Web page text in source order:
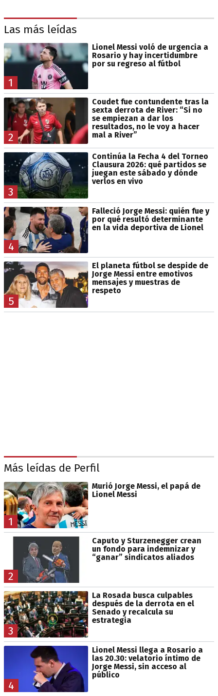
Las más leídas
1
Lionel Messi voló de urgencia a
Rosario y hay incertidumbre
por su regreso al fútbol
2
Coudet fue contundente tras la
sexta derrota de River: “Si no
se empiezan a dar los
resultados, no le voy a hacer
mal a River”
3
Continúa la Fecha 4 del Torneo
Clausura 2026: qué partidos se
juegan este sábado y dónde
verlos en vivo
4
Falleció Jorge Messi: quién fue y
por qué resultó determinante
en la vida deportiva de Lionel
5
El planeta fútbol se despide de
Jorge Messi entre emotivos
mensajes y muestras de
respeto
Más leídas de Perfil
1
Murió Jorge Messi, el papá de
Lionel Messi
2
Caputo y Sturzenegger crean
un fondo para indemnizar y
“ganar” sindicatos aliados
3
La Rosada busca culpables
después de la derrota en el
Senado y recalcula su
estrategia
4
Lionel Messi llega a Rosario a
las 20.30: velatorio íntimo de
Jorge Messi, sin acceso al
público